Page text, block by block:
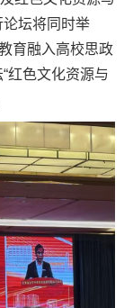
坛将同时举
育融入高校思政
红色文化资源与